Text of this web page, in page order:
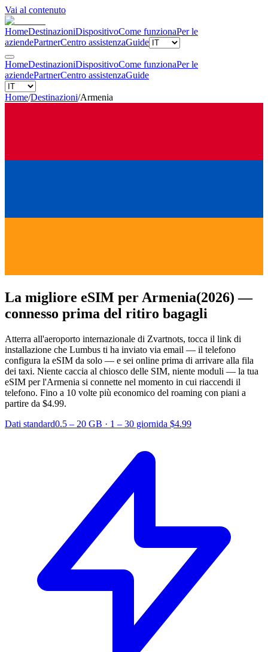
Vai al contenuto
HomeDestinazioniDispositivoCome funzionaPer le
aziendePartnerCentro assistenzaGuide
HomeDestinazioniDispositivoCome funzionaPer le
aziendePartnerCentro assistenzaGuide
Home/Destinazioni/Armenia
La migliore eSIM per Armenia(2026) —
connesso prima del ritiro bagagli
Atterra all'aeroporto internazionale di Zvartnots, tocca il link di
installazione che Lumbus ti ha inviato via email — il telefono
configura la eSIM da solo — e sei online prima di arrivare alla fila
dei taxi. Niente caccia al chiosco delle SIM, niente moduli — la tua
eSIM per l'Armenia si connette nel momento in cui riaccendi il
telefono. Fino a 10 volte più economico del roaming con piani a
partire da $4.99.
Dati standard0.5 – 20 GB · 1 – 30 giornida $4.99